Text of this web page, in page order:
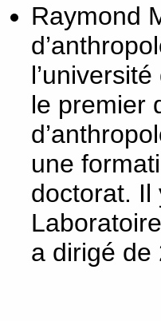
Raymond
le premier
une
doctorat. Il
a dirigé de